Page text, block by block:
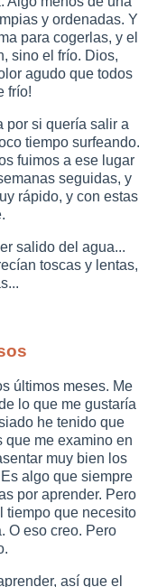
y ordenadas. Y
para cogerlas, y el
sino el frío. Dios,
agudo que todos
frío!
por si quería salir a
tiempo surfeando.
fuimos a ese lugar
seguidas, y
rápido, y con estas
salido del agua...
toscas y lentas,
últimos meses. Me
lo que me gustaría
he tenido que
que me examino en
muy bien los
algo que siempre
por aprender. Pero
tiempo que necesito
O eso creo. Pero
así que el